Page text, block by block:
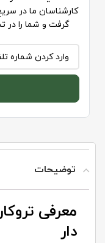
کارشناسان ما در
گرفت و شما را در
توضیحات
معرفی
دار